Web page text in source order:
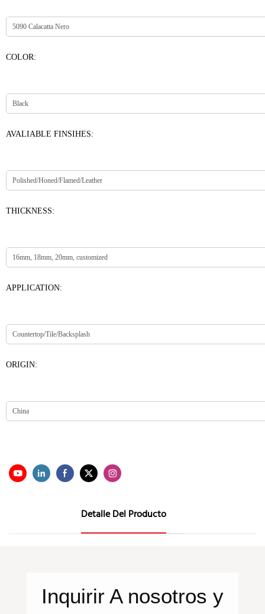
COLOR:
AVALIABLE FINSIHES:
THICKNESS:
APPLICATION:
ORIGIN:
Detalle Del Producto
Inquirir A nosotros y